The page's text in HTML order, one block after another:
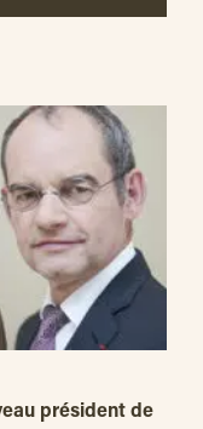
président de